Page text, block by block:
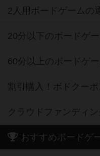
2人用ボードゲームの
20分以下のボードゲ
60分以上のボードゲ
割引購入！ボドクー
クラウドファンディ
おすすめボードゲ